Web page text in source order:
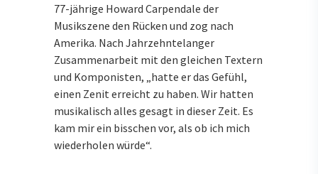
77-jährige Howard Carpendale der
Musikszene den Rücken und zog nach
Amerika. Nach Jahrzehntelanger
Zusammenarbeit mit den gleichen Textern
und Komponisten, „hatte er das Gefühl,
einen Zenit erreicht zu haben. Wir hatten
musikalisch alles gesagt in dieser Zeit. Es
kam mir ein bisschen vor, als ob ich mich
wiederholen würde“.